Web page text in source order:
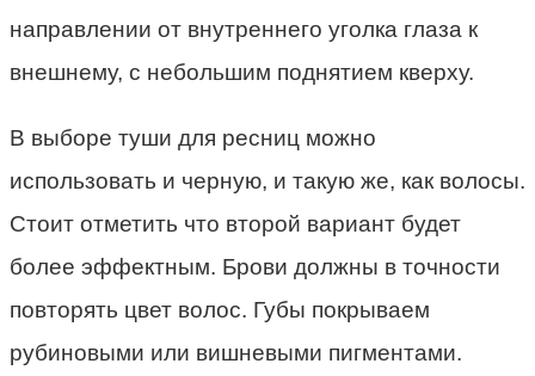
направлении от внутреннего уголка глаза к
внешнему, с небольшим поднятием кверху.
В выборе туши для ресниц можно
использовать и черную, и такую же, как волосы.
Стоит отметить что второй вариант будет
более эффектным. Брови должны в точности
повторять цвет волос. Губы покрываем
рубиновыми или вишневыми пигментами.